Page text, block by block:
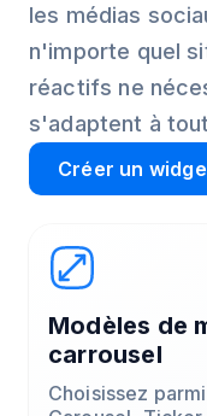
les médias
n'importe quel
réactifs ne
s'adaptent à
Créer un
Modèles de
carrousel
Choisissez